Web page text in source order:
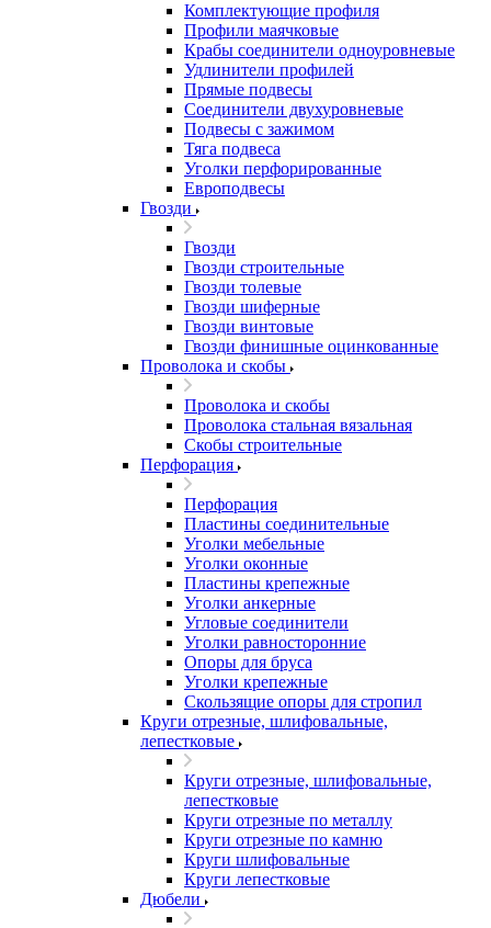
Комплектующие профиля
Профили маячковые
Крабы соединители одноуровневые
Удлинители профилей
Прямые подвесы
Соединители двухуровневые
Подвесы с зажимом
Тяга подвеса
Уголки перфорированные
Европодвесы
Гвозди
Гвозди
Гвозди строительные
Гвозди толевые
Гвозди шиферные
Гвозди винтовые
Гвозди финишные оцинкованные
Проволока и скобы
Проволока и скобы
Проволока стальная вязальная
Скобы строительные
Перфорация
Перфорация
Пластины соединительные
Уголки мебельные
Уголки оконные
Пластины крепежные
Уголки анкерные
Угловые соединители
Уголки равносторонние
Опоры для бруса
Уголки крепежные
Скользящие опоры для стропил
Круги отрезные, шлифовальные,
лепестковые
Круги отрезные, шлифовальные,
лепестковые
Круги отрезные по металлу
Круги отрезные по камню
Круги шлифовальные
Круги лепестковые
Дюбели